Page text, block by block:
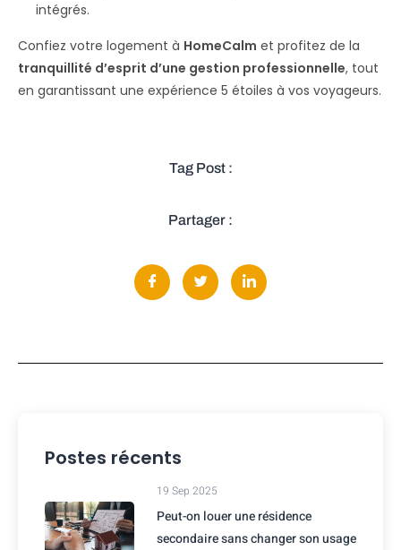
intégrés.
Confiez votre logement à HomeCalm et profitez de la
tranquillité d’esprit d’une gestion professionnelle, tout
en garantissant une expérience 5 étoiles à vos voyageurs.
Tag Post :
Partager :
Postes récents
19 Sep 2025
Peut-on louer une résidence
secondaire sans changer son usage